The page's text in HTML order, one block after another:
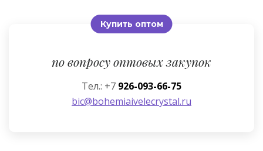
Купить оптом
по вопросу оптовых закупок
Тел.: +7 926-093-66-75
bic@bohemiaivelecrystal.ru